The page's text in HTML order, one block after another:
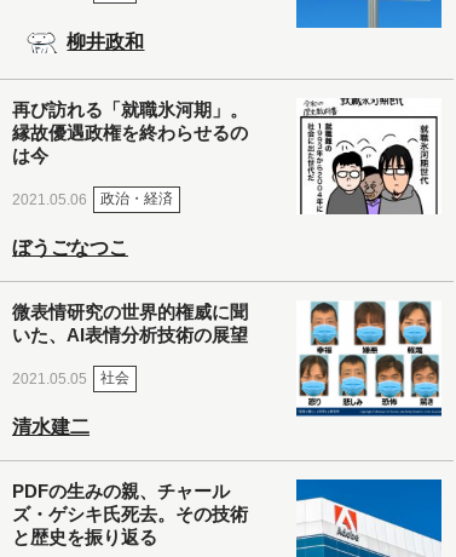
柳井政和
再び訪れる「就職氷河期」。
縁故優遇政権を終わらせるの
は今
2021.05.06 政治・経済
ぼうごなつこ
微表情研究の世界的権威に聞
いた、AI表情分析技術の展望
2021.05.05 社会
清水建二
PDFの生みの親、チャール
ズ・ゲシキ氏死去。その技術
と歴史を振り返る